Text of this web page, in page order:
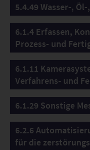
5.4.49 Wasser-,
6.1.4 Erfassen,
Prozess- und
6.1.11
Verfahrens- und
6.1.29 Sonstige
6.2.6
für die